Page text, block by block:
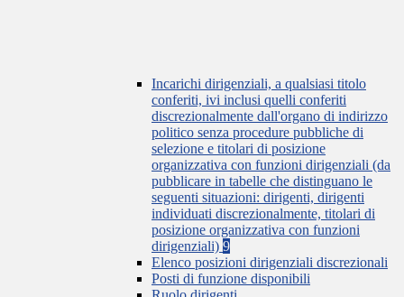
Incarichi dirigenziali, a qualsiasi titolo
conferiti, ivi inclusi quelli conferiti
discrezionalmente dall'organo di indirizzo
politico senza procedure pubbliche di
selezione e titolari di posizione
organizzativa con funzioni dirigenziali (da
pubblicare in tabelle che distinguano le
seguenti situazioni: dirigenti, dirigenti
individuati discrezionalmente, titolari di
posizione organizzativa con funzioni
dirigenziali) 9
Elenco posizioni dirigenziali discrezionali
Posti di funzione disponibili